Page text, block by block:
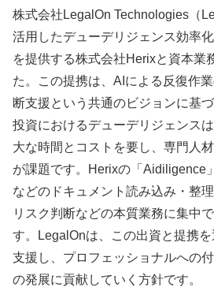
株式会社LegalOn Technologies（
活用したデューデリジェンス効率
を提供する株式会社Herixと資本業
た。この提携は、AIによる反復作
断支援という共通のビジョンに基
投資におけるデューデリジェンス
大な時間とコストを要し、専門人
が課題です。Herixの「Aidiligence
などのドキュメント読み込み・整
リスク判断などの本質業務に集中
す。LegalOnは、この出資と提携
支援し、プロフェッショナルへの
の発展に貢献していく方針です。